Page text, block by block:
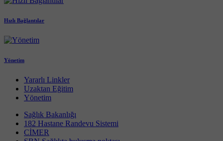
Hızlı Bağlantılar
Yönetim
Yararlı Linkler
Uzaktan Eğitim
Yönetim
Sağlık Bakanlığı
182 Hastane Randevu Sistemi
CİMER